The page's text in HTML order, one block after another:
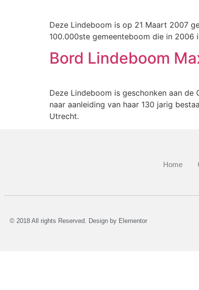
Deze Lindeboom is op 21 Maart 2007
100.000ste gemeenteboom die in 2006
Bord Lindeboom
Deze Lindeboom is geschonken aan
naar aanleiding van haar 130 jarig
Utrecht.
Home
© 2018 All rights Reserved. Design by Elementor